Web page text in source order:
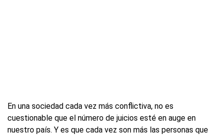
En una sociedad cada vez más conflictiva, no es
cuestionable que el número de juicios esté en auge en
nuestro país. Y es que cada vez son más las personas que